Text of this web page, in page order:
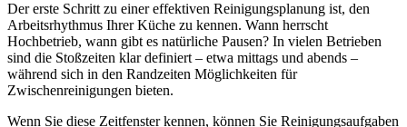
Der erste Schritt zu einer effektiven Reinigungsplanung ist, den
Arbeitsrhythmus Ihrer Küche zu kennen. Wann herrscht
Hochbetrieb, wann gibt es natürliche Pausen? In vielen Betrieben
sind die Stoßzeiten klar definiert – etwa mittags und abends –
während sich in den Randzeiten Möglichkeiten für
Zwischenreinigungen bieten.
Wenn Sie diese Zeitfenster kennen, können Sie Reinigungsaufgaben